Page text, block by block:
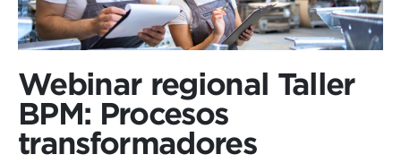
Webinar regional Taller
BPM: Procesos
transformadores